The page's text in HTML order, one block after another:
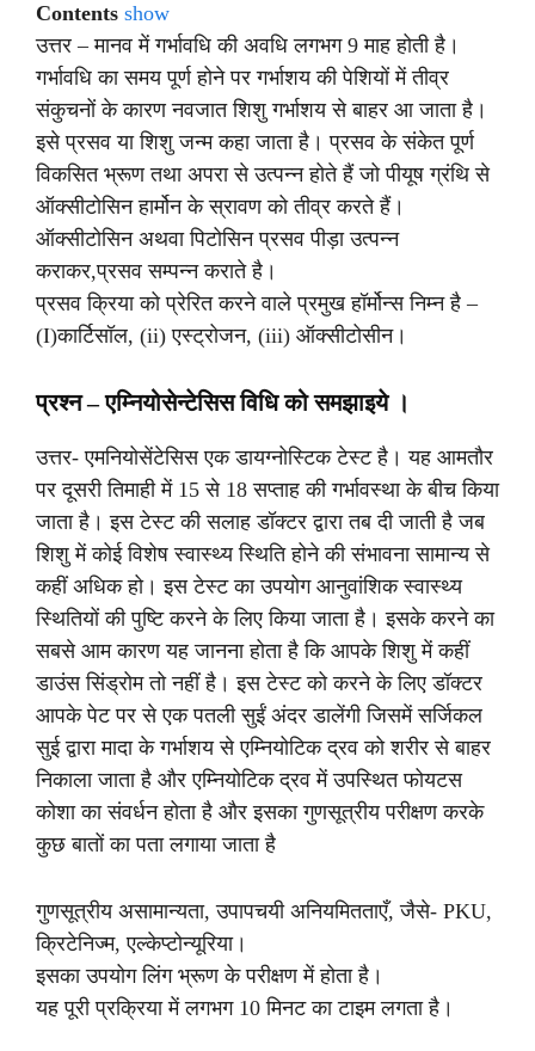
Contents show
उत्तर – मानव में गर्भावधि की अवधि लगभग 9 माह होती है।
गर्भावधि का समय पूर्ण होने पर गर्भाशय की पेशियों में तीव्र
संकुचनों के कारण नवजात शिशु गर्भाशय से बाहर आ जाता है।
इसे प्रसव या शिशु जन्म कहा जाता है। प्रसव के संकेत पूर्ण
विकसित भ्रूण तथा अपरा से उत्पन्न होते हैं जो पीयूष ग्रंथि से
ऑक्सीटोसिन हार्मोन के स्रावण को तीव्र करते हैं‌।
ऑक्सीटोसिन अथवा पिटोसिन प्रसव पीड़ा उत्पन्न
कराकर,प्रसव सम्पन्न कराते है।
प्रसव क्रिया को प्रेरित करने वाले प्रमुख हॉर्मोन्स निम्न है –
(I)कार्टिसॉल, (ii) एस्ट्रोजन, (iii) ऑक्सीटोसीन।
प्रश्न – एम्नियोसेन्टेसिस विधि को समझाइये ।
उत्तर- एमनियोसेंटेसिस एक डायग्नोस्टिक टेस्ट है। यह आमतौर
पर दूसरी तिमाही में 15 से 18 सप्ताह की गर्भावस्था के बीच किया
जाता है। इस टेस्ट की सलाह डॉक्टर द्वारा तब दी जाती है जब
शिशु में कोई विशेष स्वास्थ्य स्थिति होने की संभावना सामान्य से
कहीं अधिक हो। इस टेस्ट का उपयोग आनुवांशिक स्वास्थ्य
स्थितियों की पुष्टि करने के लिए किया जाता है। इसके करने का
सबसे आम कारण यह जानना होता है कि आपके शिशु में कहीं
डाउंस सिंड्रोम तो नहीं है। इस टेस्ट को करने के लिए डॉक्टर
आपके पेट पर से एक पतली सुईं अंदर डालेंगी जिसमें सर्जिकल
सुई द्वारा मादा के गर्भाशय से एम्नियोटिक द्रव को शरीर से बाहर
निकाला जाता है और एम्नियोटिक द्रव में उपस्थित फोयटस
कोशा का संवर्धन होता है और इसका गुणसूत्रीय परीक्षण करके
कुछ बातों का पता लगाया जाता है
गुणसूत्रीय असामान्यता, उपापचयी अनियमितताएँ, जैसे- PKU,
क्रिटेनिज्म, एल्केप्टोन्यूरिया।
इसका उपयोग लिंग भ्रूण के परीक्षण में होता है।
यह पूरी प्रक्रिया में लगभग 10 मिनट का टाइम लगता है।